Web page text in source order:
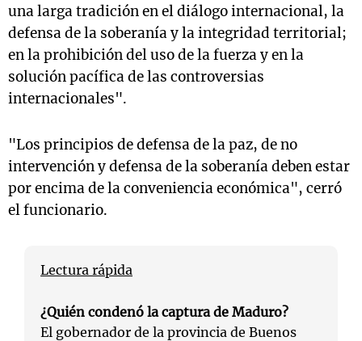
una larga tradición en el diálogo internacional, la
defensa de la soberanía y la integridad territorial;
en la prohibición del uso de la fuerza y en la
solución pacífica de las controversias
internacionales".
"Los principios de defensa de la paz, de no
intervención y defensa de la soberanía deben estar
por encima de la conveniencia económica", cerró
el funcionario.
Lectura rápida
¿Quién condenó la captura de Maduro?
El gobernador de la provincia de Buenos